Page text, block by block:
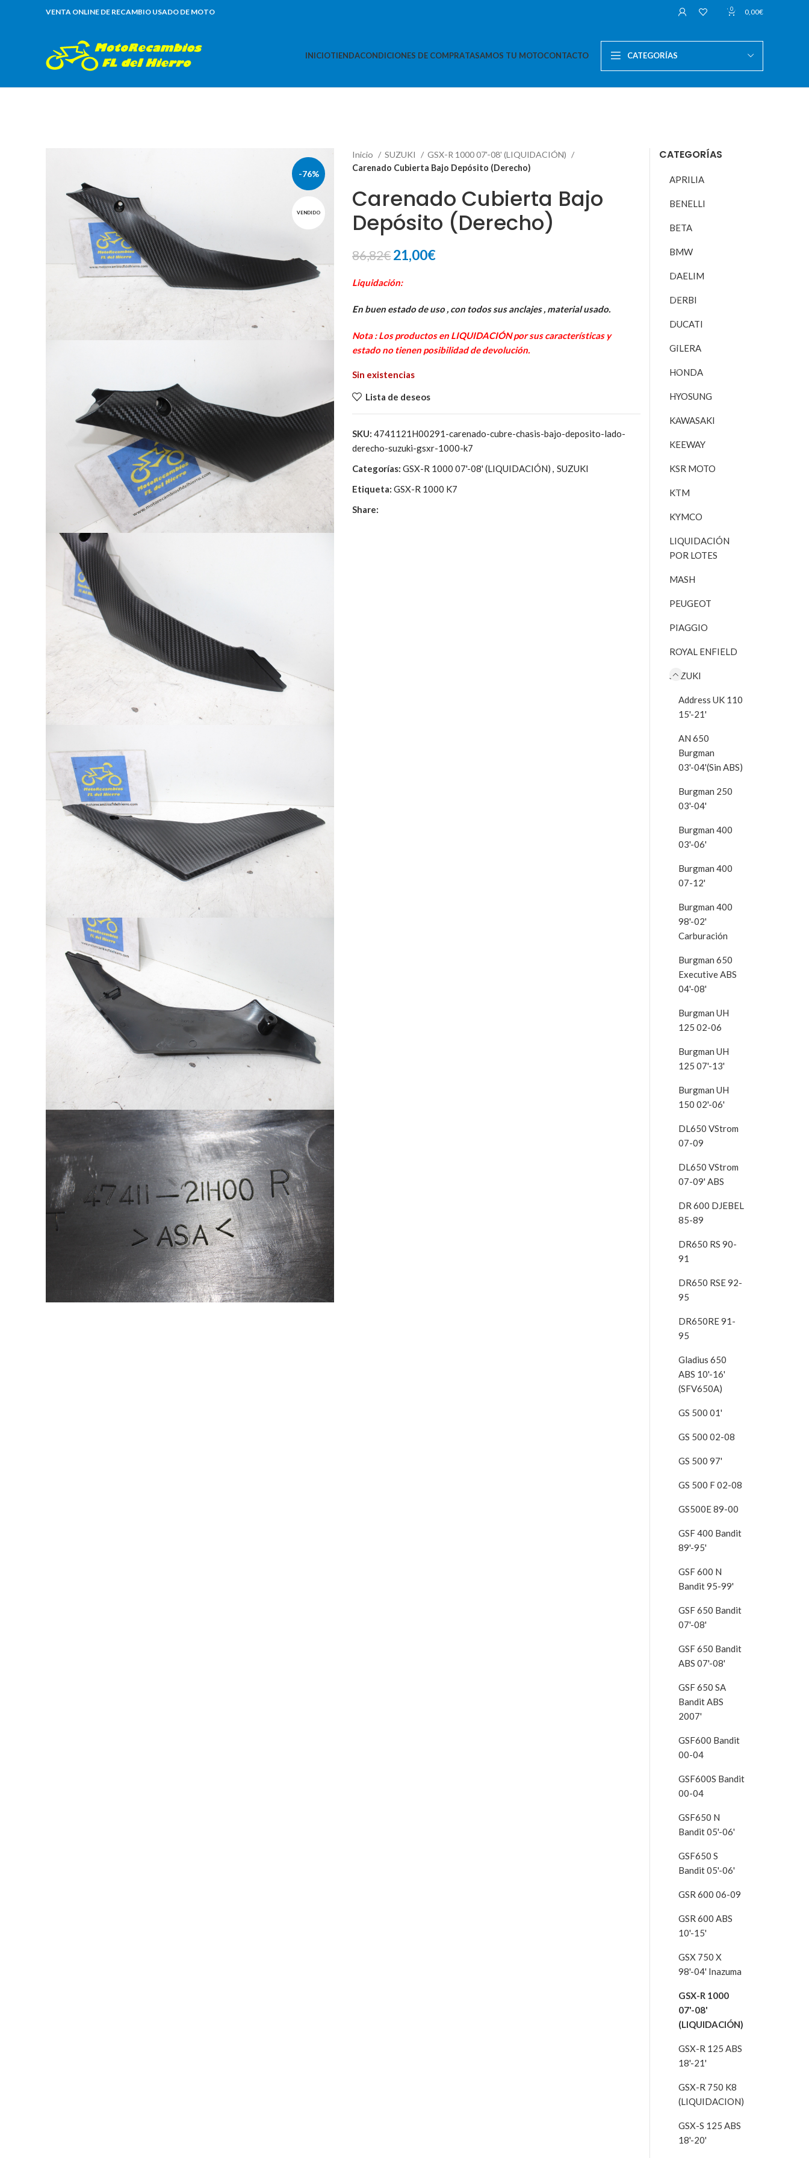
VENTA ONLINE DE RECAMBIO USADO DE MOTO 0 0,00€
INICIOTIENDACONDICIONES DE COMPRATASAMOS TU MOTOCONTACTO CATEGORÍAS
-76%
VENDIDO
Inicio SUZUKI
GSX-R 1000 07'-08' (LIQUIDACIÓN)
Carenado Cubierta Bajo Depósito (Derecho)
Carenado Cubierta Bajo
Depósito (Derecho)
86,82€ El
original
era:
21,00€El
21,00€.
Liquidación:
En buen estado de uso , con todos sus anclajes , material usado.
Nota : Los productos en LIQUIDACIÓN por sus características y
estado no tienen posibilidad de devolución.
Sin existencias
Lista de deseos
SKU:4741121H00291-carenado-cubre-chasis-bajo-deposito-lado-
derecho-suzuki-gsxr-1000-k7
Categorías: GSX-R 1000 07'-08' (LIQUIDACIÓN) , SUZUKI
Etiqueta: GSX-R 1000 K7
Share:
CATEGORÍAS
APRILIA
BENELLI
BETA
BMW
DAELIM
DERBI
DUCATI
GILERA
HONDA
HYOSUNG
KAWASAKI
KEEWAY
KSR MOTO
KTM
KYMCO
LIQUIDACIÓN
POR LOTES
MASH
PEUGEOT
PIAGGIO
ROYAL ENFIELD
SUZUKI
Address UK 110
15'-21'
AN 650
Burgman
03'-04'(Sin ABS)
Burgman 250
03'-04'
Burgman 400
03'-06'
Burgman 400
07-12'
Burgman 400
98'-02'
Carburación
Burgman 650
Executive ABS
04'-08'
Burgman UH
125 02-06
Burgman UH
125 07'-13'
Burgman UH
150 02'-06'
DL650 VStrom
07-09
DL650 VStrom
07-09' ABS
DR 600 DJEBEL
85-89
DR650 RS 90-
91
DR650 RSE 92-
95
DR650RE 91-
95
Gladius 650
ABS 10'-16'
(SFV650A)
GS 500 01'
GS 500 02-08
GS 500 97'
GS 500 F 02-08
GS500E 89-00
GSF 400 Bandit
89'-95'
GSF 600 N
Bandit 95-99'
GSF 650 Bandit
07'-08'
GSF 650 Bandit
ABS 07'-08'
GSF 650 SA
Bandit ABS
2007'
GSF600 Bandit
00-04
GSF600S Bandit
00-04
GSF650 N
Bandit 05'-06'
GSF650 S
Bandit 05'-06'
GSR 600 06-09
GSR 600 ABS
10'-15'
GSX 750 X
98'-04' Inazuma
GSX-R 1000
07'-08'
(LIQUIDACIÓN)
GSX-R 125 ABS
18'-21'
GSX-R 750 K8
(LIQUIDACION)
GSX-S 125 ABS
18'-20'